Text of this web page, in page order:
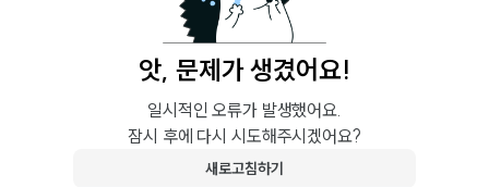
앗, 문제가 생겼어요!
일시적인 오류가 발생했어요.
잠시 후에 다시 시도해주시겠어요?
새로고침하기